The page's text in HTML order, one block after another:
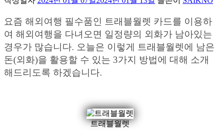
요즘 해외여행 필수품인 트래블월렛 카드를 이용하
여 해외여행을 다녀오면 일정량의 외화가 남아있는
경우가 많습니다. 오늘은 이렇게 트래블월렛에 남은
돈(외화)을 활용할 수 있는 3가지 방법에 대해 소개
해드리도록 하겠습니다.
트래블월렛